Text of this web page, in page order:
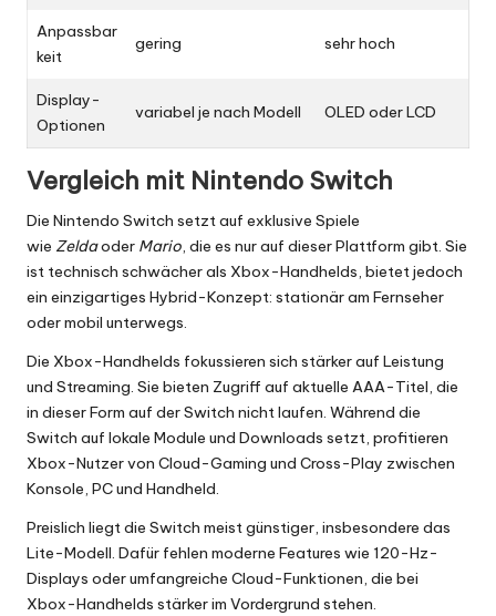
Anpassbar
keit
gering sehr hoch
Display-
Optionen
variabel je nach Modell OLED oder LCD
Vergleich mit Nintendo Switch
Die Nintendo Switch setzt auf exklusive Spiele
wie Zeldaoder Mario, die es nur auf dieser Plattform gibt. Sie
ist technisch schwächer als Xbox-Handhelds, bietet jedoch
ein einzigartiges Hybrid-Konzept: stationär am Fernseher
oder mobil unterwegs.
Die Xbox-Handhelds fokussieren sich stärker auf Leistung
und Streaming. Sie bieten Zugriff auf aktuelle AAA-Titel, die
in dieser Form auf der Switch nicht laufen. Während die
Switch auf lokale Module und Downloads setzt, profitieren
Xbox-Nutzer von Cloud-Gaming und Cross-Play zwischen
Konsole, PC und Handheld.
Preislich liegt die Switch meist günstiger, insbesondere das
Lite-Modell. Dafür fehlen moderne Features wie 120-Hz-
Displays oder umfangreiche Cloud-Funktionen, die bei
Xbox-Handhelds stärker im Vordergrund stehen.